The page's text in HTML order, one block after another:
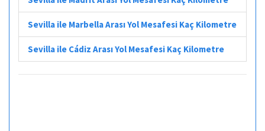
Sevilla ile Marbella Arası Yol Mesafesi Kaç Kilometre
Sevilla ile Cádiz Arası Yol Mesafesi Kaç Kilometre